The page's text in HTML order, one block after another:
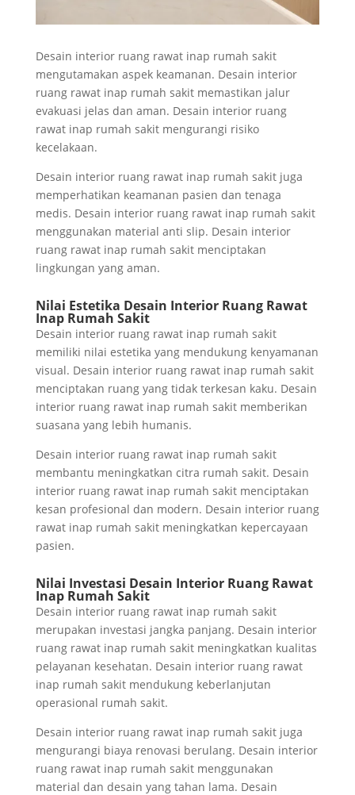
Desain interior ruang rawat inap rumah sakit
mengutamakan aspek keamanan. Desain interior
ruang rawat inap rumah sakit memastikan jalur
evakuasi jelas dan aman. Desain interior ruang
rawat inap rumah sakit mengurangi risiko
kecelakaan.
Desain interior ruang rawat inap rumah sakit juga
memperhatikan keamanan pasien dan tenaga
medis. Desain interior ruang rawat inap rumah sakit
menggunakan material anti slip. Desain interior
ruang rawat inap rumah sakit menciptakan
lingkungan yang aman.
Nilai Estetika Desain Interior Ruang Rawat
Inap Rumah Sakit
Desain interior ruang rawat inap rumah sakit
memiliki nilai estetika yang mendukung kenyamanan
visual. Desain interior ruang rawat inap rumah sakit
menciptakan ruang yang tidak terkesan kaku. Desain
interior ruang rawat inap rumah sakit memberikan
suasana yang lebih humanis.
Desain interior ruang rawat inap rumah sakit
membantu meningkatkan citra rumah sakit. Desain
interior ruang rawat inap rumah sakit menciptakan
kesan profesional dan modern. Desain interior ruang
rawat inap rumah sakit meningkatkan kepercayaan
pasien.
Nilai Investasi Desain Interior Ruang Rawat
Inap Rumah Sakit
Desain interior ruang rawat inap rumah sakit
merupakan investasi jangka panjang. Desain interior
ruang rawat inap rumah sakit meningkatkan kualitas
pelayanan kesehatan. Desain interior ruang rawat
inap rumah sakit mendukung keberlanjutan
operasional rumah sakit.
Desain interior ruang rawat inap rumah sakit juga
mengurangi biaya renovasi berulang. Desain interior
ruang rawat inap rumah sakit menggunakan
material dan desain yang tahan lama. Desain